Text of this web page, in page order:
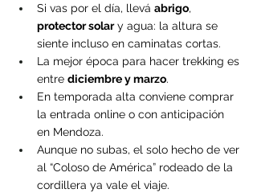
Si vas por el día, llevá abrigo,
protector solar y agua: la altura se
siente incluso en caminatas cortas.
La mejor época para hacer trekking es
entre diciembre y marzo.
En temporada alta conviene comprar
la entrada online o con anticipación
en Mendoza.
Aunque no subas, el solo hecho de ver
al “Coloso de América” rodeado de la
cordillera ya vale el viaje.